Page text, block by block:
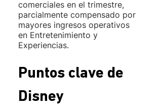
comerciales en el trimestre,
parcialmente compensado por
mayores ingresos operativos
en Entretenimiento y
Experiencias.
Puntos clave de
Disney